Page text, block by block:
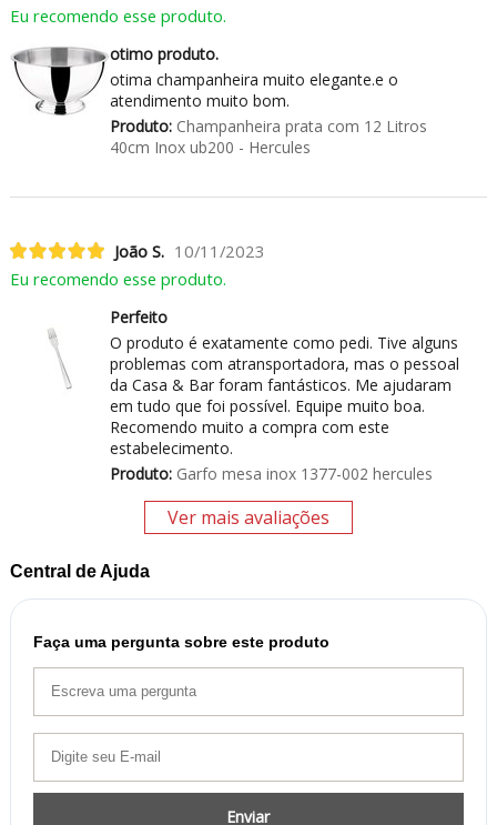
Eu recomendo esse produto.
otimo produto.
otima champanheira muito elegante.e o
atendimento muito bom.
Produto:Champanheira prata com 12 Litros
40cm Inox ub200 - Hercules
João S. 10/11/2023
Eu recomendo esse produto.
Perfeito
O produto é exatamente como pedi. Tive alguns
problemas com atransportadora, mas o pessoal
da Casa & Bar foram fantásticos. Me ajudaram
em tudo que foi possível. Equipe muito boa.
Recomendo muito a compra com este
estabelecimento.
Produto:Garfo mesa inox 1377-002 hercules
Ver mais avaliações
Central de Ajuda
Faça uma pergunta sobre este produto
Enviar